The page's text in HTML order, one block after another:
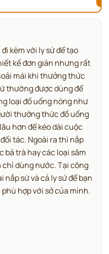
kèm với ly sứ để tạo
kế đơn giản nhưng rất
mái khi thưởng thức
thường được dùng để
loại đồ uống nóng như
thưởng thức đồ uống
hơn để kéo dài cuộc
tác. Ngoài ra thì nắp
bả trà hay các loại sâm
dùng nước. Tại công
nắp sứ và cả ly sứ để bạn
hợp với sở của mình.